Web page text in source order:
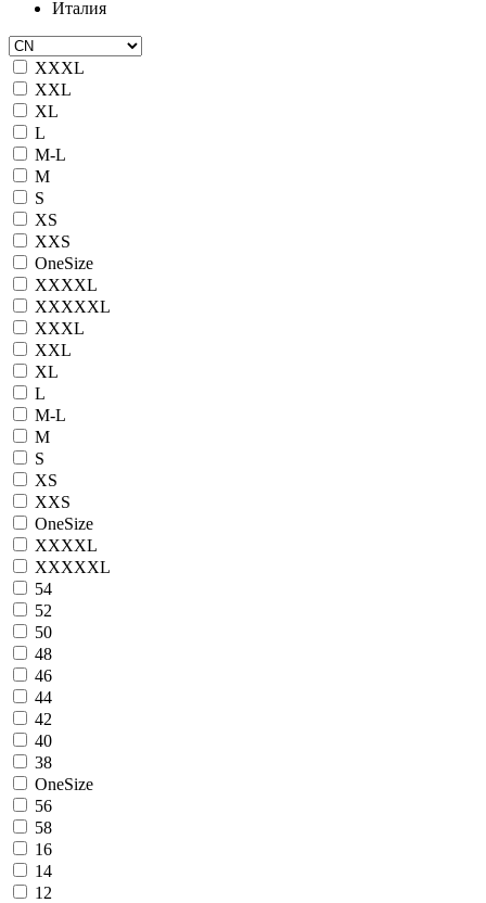
Италия
XXXL
XXL
XL
L
M-L
M
S
XS
XXS
OneSize
XXXXL
XXXXXL
XXXL
XXL
XL
L
M-L
M
S
XS
XXS
OneSize
XXXXL
XXXXXL
54
52
50
48
46
44
42
40
38
OneSize
56
58
16
14
12